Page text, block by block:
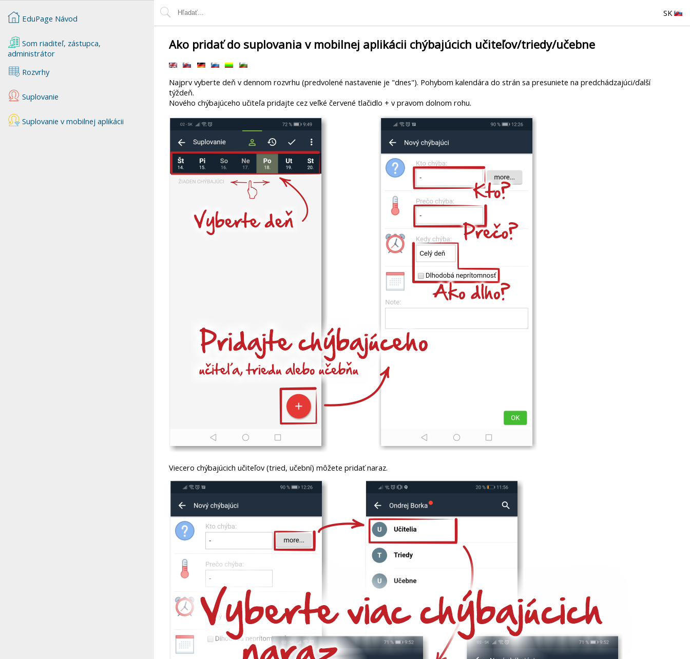
SK
Ako pridať do suplovania v mobilnej aplikácii chýbajúcich učiteľov/triedy/učebne
Najprv vyberte deň v dennom rozvrhu (predvolené nastavenie je "dnes"). Pohybom kalendára do strán sa presuniete na predchádzajúci/ďalší
týždeň.
Nového chýbajúceho učiteľa pridajte cez veľké červené tlačidlo + v pravom dolnom rohu.
Viecero chýbajúcich učiteľov (tried, učební) môžete pridať naraz.
EduPage Návod
Som riaditeľ, zástupca,
administrátor
Rozvrhy
Suplovanie
Suplovanie v mobilnej aplikácii